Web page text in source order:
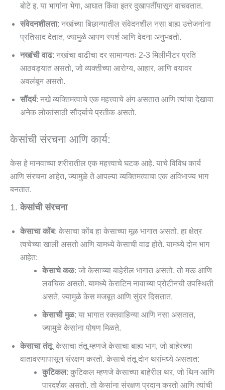
बोटे इ. या भागांना भेगा, आघात किंवा इतर दुखापतींपासून वाचवतात.
संवेदनशीलता: नखांच्या बिछान्यातील संवेदनशील नसा बाह्य उत्तेजनांना
प्रतिसाद देतात, ज्यामुळे आपण स्पर्श आणि वेदना अनुभवतो.
नखांची वाढ: नखांचा वाढीचा दर सामान्यतः 2-3 मिलीमीटर प्रति
आठवड्यात असतो, जो व्यक्तीच्या आरोग्य, आहार, आणि वयावर
अवलंबून असतो.
सौंदर्य: नखे व्यक्तिमत्वाचे एक महत्त्वाचे अंग असतात आणि त्यांचा देखावा
अनेक लोकांसाठी सौंदर्याचे प्रतीक असतो.
केसांची संरचना आणि कार्य:
केस हे मानवाच्या शरीरातील एक महत्त्वाचे घटक आहे. याचे विविध कार्य
आणि संरचना आहेत, ज्यामुळे ते आपल्या व्यक्तिमत्वाचा एक अविभाज्य भाग
बनतात.
1.केसांची संरचना
केसाचा कोंब: केसाचा कोंब हा केसाच्या मूळ भागात असतो. हा क्षेत्र
त्वचेच्या खाली असतो आणि यामध्ये केसाची वाढ होते. यामध्ये दोन भाग
आहेत:
केसाचे कळ: जो केसाच्या बाहेरील भागात असतो, तो मऊ आणि
लवचिक असतो. यामध्ये केराटिन नावाच्या प्रोटीनची उपस्थिती
असते, ज्यामुळे केस मजबूत आणि सुंदर दिसतात.
केसाची मुळ: या भागात रक्तवाहिन्या आणि नसा असतात,
ज्यामुळे केसांना पोषण मिळते.
केसाचा तंतू: केसाचा तंतू म्हणजे केसाचा बाह्य भाग, जो बाहेरच्या
वातावरणापासून संरक्षण करतो. केसाचे तंतू दोन थरांमध्ये असतात:
कुटिकल: कुटिकल म्हणजे केसाच्या बाहेरील थर, जो थिन आणि
पारदर्शक असतो. तो केसांना संरक्षण प्रदान करतो आणि त्यांची